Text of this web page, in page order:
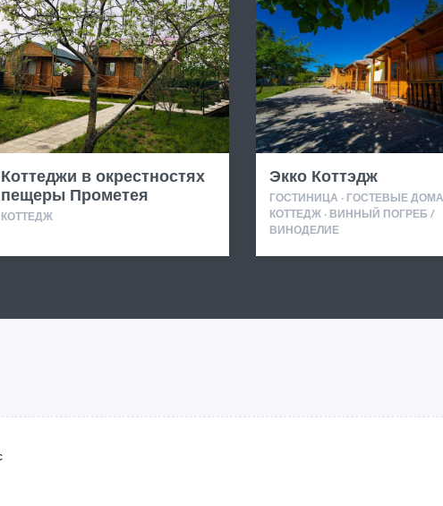
Коттеджи в окрестностях
пещеры Прометея
КОТТЕДЖ
Экко Коттэдж
ГОСТИНИЦА · ГОСТЕВЫЕ ДОМА
КОТТЕДЖ · ВИННЫЙ ПОГРЕБ /
ВИНОДЕЛИЕ